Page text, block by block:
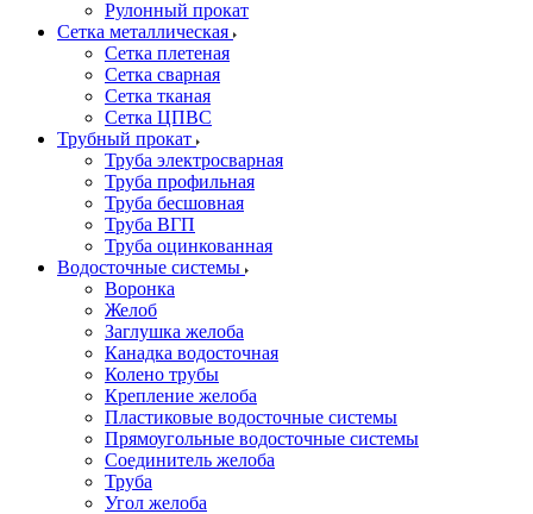
Рулонный прокат
Сетка металлическая
Сетка плетеная
Сетка сварная
Сетка тканая
Сетка ЦПВС
Трубный прокат
Труба электросварная
Труба профильная
Труба бесшовная
Труба ВГП
Труба оцинкованная
Водосточные системы
Воронка
Желоб
Заглушка желоба
Канадка водосточная
Колено трубы
Крепление желоба
Пластиковые водосточные системы
Прямоугольные водосточные системы
Соединитель желоба
Труба
Угол желоба